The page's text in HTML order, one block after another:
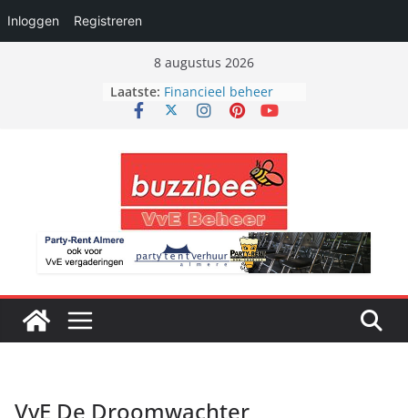
Inloggen Registreren
8 augustus 2026
Laatste: Financieel beheer
VvE totaal beheer
Bouwkundig beheer
VvE De Droomwachter